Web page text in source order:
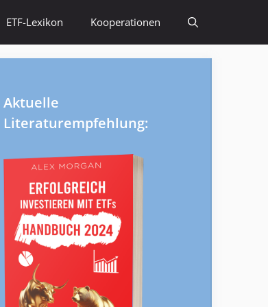
ETF-Lexikon Kooperationen
Aktuelle
Literaturempfehlung: